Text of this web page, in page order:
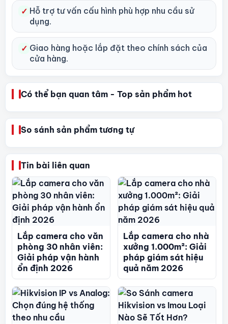
✓ Hỗ trợ tư vấn cấu hình phù hợp nhu cầu sử
dụng.
✓ Giao hàng hoặc lắp đặt theo chính sách của
cửa hàng.
Có thể bạn quan tâm - Top sản phẩm hot
So sánh sản phẩm tương tự
Tin bài liên quan
Lắp camera cho văn
phòng 30 nhân viên:
Giải pháp vận hành
ổn định 2026
Lắp camera cho nhà
xưởng 1.000m²: Giải
pháp giám sát hiệu
quả năm 2026